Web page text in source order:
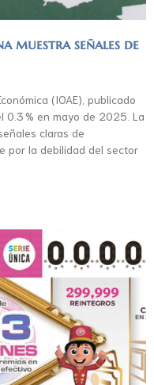
muestra señales de
(IOAE), publicado
0.3 % en mayo de 2025. La
claras de
por la debilidad del sector